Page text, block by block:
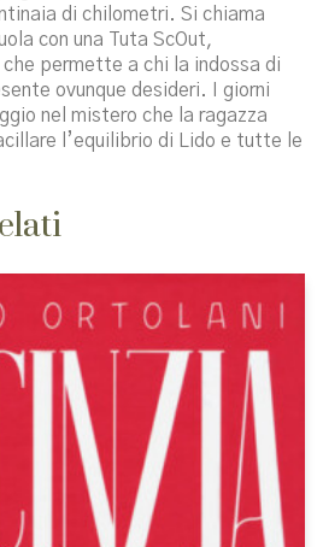
di chilometri. Si chiama
con una Tuta ScOut,
permette a chi la indossa di
ovunque desideri. I giorni
nel mistero che la ragazza
l’equilibrio di Lido e tutte le